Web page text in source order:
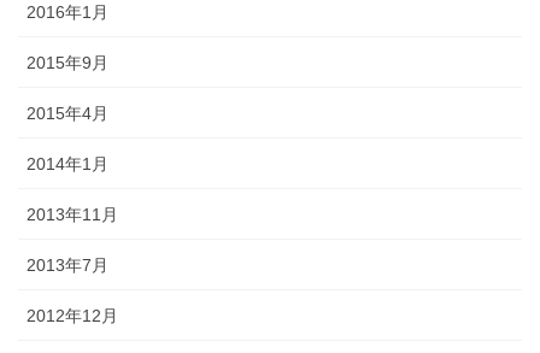
2016年1月
2015年9月
2015年4月
2014年1月
2013年11月
2013年7月
2012年12月